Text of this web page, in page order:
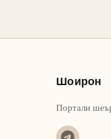
Шоирон
Портали